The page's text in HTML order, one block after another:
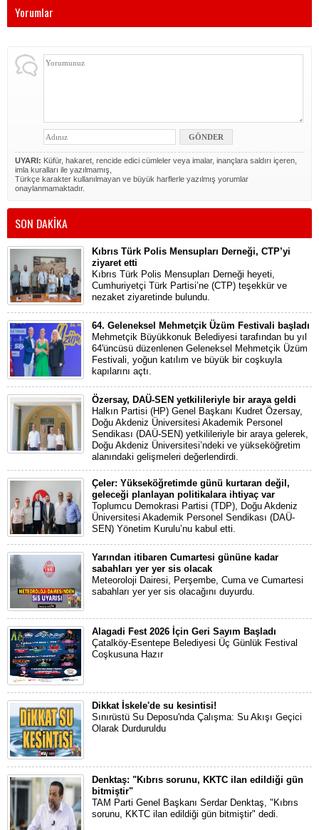
Yorumlar
UYARI: Küfür, hakaret, rencide edici cümleler veya imalar, inançlara saldırı içeren,
imla kuralları ile yazılmamış,
Türkçe karakter kullanılmayan ve büyük harflerle yazılmış yorumlar
onaylanmamaktadır.
SON DAKİKA
Kıbrıs Türk Polis Mensupları Derneği, CTP’yi
ziyaret etti
Kıbrıs Türk Polis Mensupları Derneği heyeti,
Cumhuriyetçi Türk Partisi’ne (CTP) teşekkür ve
nezaket ziyaretinde bulundu.
64. Geleneksel Mehmetçik Üzüm Festivali başladı
Mehmetçik Büyükkonuk Belediyesi tarafından bu yıl
64'üncüsü düzenlenen Geleneksel Mehmetçik Üzüm
Festivali, yoğun katılım ve büyük bir coşkuyla
kapılarını açtı.
Özersay, DAÜ-SEN yetkilileriyle bir araya geldi
Halkın Partisi (HP) Genel Başkanı Kudret Özersay,
Doğu Akdeniz Üniversitesi Akademik Personel
Sendikası (DAÜ-SEN) yetkilileriyle bir araya gelerek,
Doğu Akdeniz Üniversitesi’ndeki ve yükseköğretim
alanındaki gelişmeleri değerlendirdi.
Çeler: Yükseköğretimde günü kurtaran değil,
geleceği planlayan politikalara ihtiyaç var
Toplumcu Demokrasi Partisi (TDP), Doğu Akdeniz
Üniversitesi Akademik Personel Sendikası (DAÜ-
SEN) Yönetim Kurulu’nu kabul etti.
Yarından itibaren Cumartesi gününe kadar
sabahları yer yer sis olacak
Meteoroloji Dairesi, Perşembe, Cuma ve Cumartesi
sabahları yer yer sis olacağını duyurdu.
Alagadi Fest 2026 İçin Geri Sayım Başladı
Çatalköy-Esentepe Belediyesi Üç Günlük Festival
Coşkusuna Hazır
Dikkat İskele'de su kesintisi!
Sınırüstü Su Deposu'nda Çalışma: Su Akışı Geçici
Olarak Durduruldu
Denktaş: "Kıbrıs sorunu, KKTC ilan edildiği gün
bitmiştir"
TAM Parti Genel Başkanı Serdar Denktaş, "Kıbrıs
sorunu, KKTC ilan edildiği gün bitmiştir" dedi.